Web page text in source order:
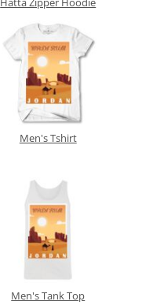
Men's Tshirt
Men's Tank Top